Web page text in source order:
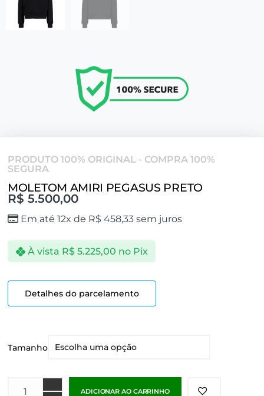
PRODUTO 100% ORIGINAL - COMPRA 100%
SEGURA
MOLETOM AMIRI PEGASUS PRETO
R$ 5.500,00
Em até 12x de R$ 458,33 sem juros
À vista R$5.225,00 no Pix
Detalhes do parcelamento
Tamanho
ADICIONAR AO CARRINHO